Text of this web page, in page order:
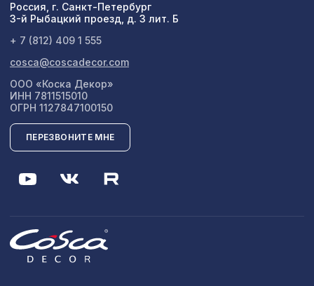
Россия, г. Санкт-Петербург
3-й Рыбацкий проезд, д. 3 лит. Б
+ 7 (812) 409 1 555
cosca@coscadecor.com
ООО «Коска Декор»
ИНН 7811515010
ОГРН 1127847100150
ПЕРЕЗВОНИТЕ МНЕ